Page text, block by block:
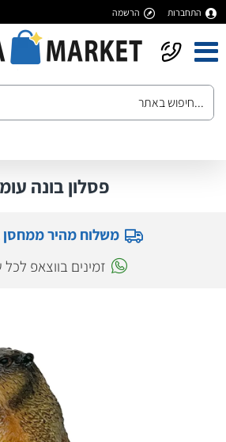
התחברות הרשמה
פסלון בונה
משלוח מהיר ממחסן
זמינים בווצאפ